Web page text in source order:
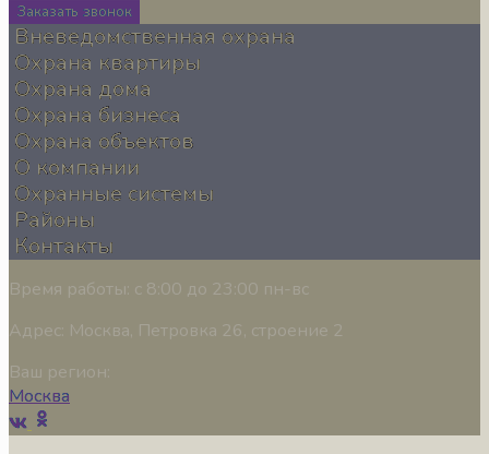
Заказать звонок
Вневедомственная охрана
Охрана квартиры
Охрана дома
Охрана бизнеса
Охрана объектов
О компании
Охранные системы
Районы
Контакты
Время работы: с 8:00 до 23:00 пн-вс
Адрес: Москва, Петровка 26, строение 2
Ваш регион:
Москва